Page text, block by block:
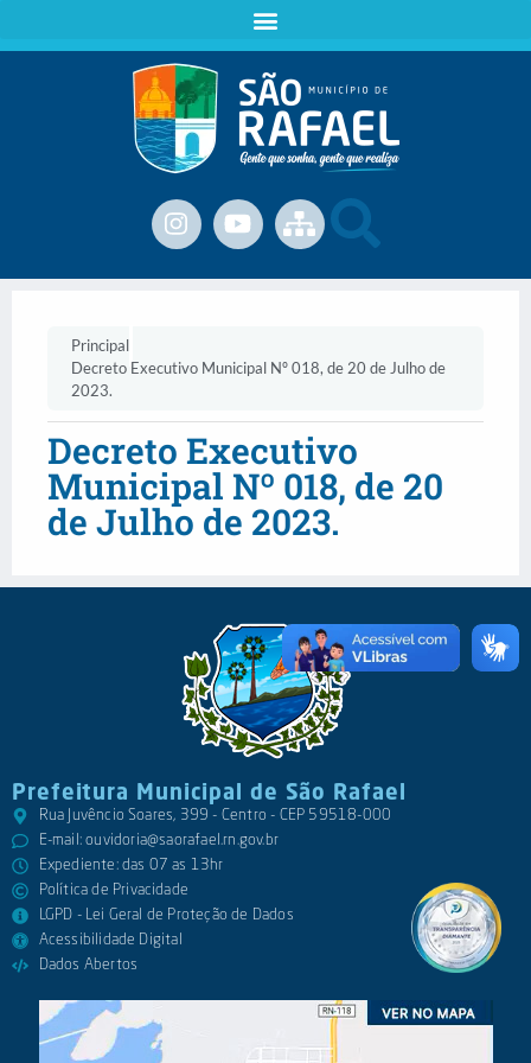
Principal
Decreto Executivo Municipal Nº 018, de 20 de Julho de
2023.
Decreto Executivo
Municipal Nº 018, de 20
de Julho de 2023.
Prefeitura Municipal de São Rafael
Rua Juvêncio Soares, 399 - Centro - CEP 59518-000
E-mail:ouvidoria@saorafael.rn.gov.br
Expediente: das 07 as 13hr
Política de Privacidade
LGPD - Lei Geral de Proteção de Dados
Acessibilidade Digital
Dados Abertos